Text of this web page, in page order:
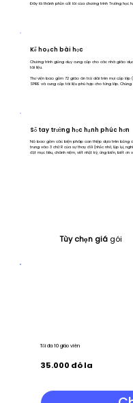
Đây là thành phần cốt lõi của chương trình Trường học
Kế hoạch bài học
Chương trình giảng dạy cung cấp cho các nhà giáo
tài liệu.
Thư viện bao gồm 72 giáo án trải dài trên mọi cấp lớp
SPIRE và cung cấp tài liệu phù hợp cho từng lớp.
Sổ tay trường học hạnh phúc hơn
Nó bao gồm các biện pháp can thiệp dựa trên bằng
trung vào 3 chữ R của sự thay đổi (nhắc nhở, lặp lại,
đặt mục tiêu, chánh niệm, viết nhật ký, ứng biến, biết ơn
Tùy chọn giágói
Tối đa 10 giáo viên
35.000 đô la